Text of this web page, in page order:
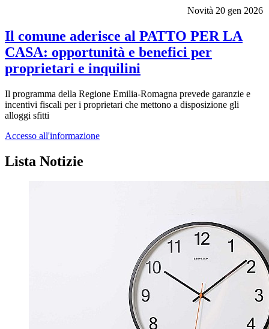
Novità 20 gen 2026
Il comune aderisce al PATTO PER LA
CASA: opportunità e benefici per
proprietari e inquilini
Il programma della Regione Emilia-Romagna prevede garanzie e
incentivi fiscali per i proprietari che mettono a disposizione gli
alloggi sfitti
Accesso all'informazione
Lista Notizie